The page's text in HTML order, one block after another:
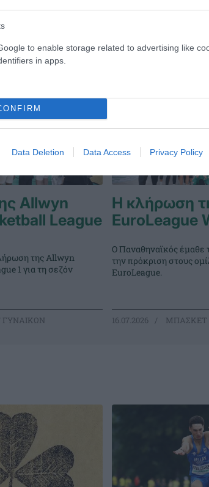
to enable storage related to advertising like
in apps.
Data Deletion Data Access Privacy Policy
Allwyn
League
της Allwyn
1 για τη σεζόν
Η κλήρωση
EuroLeague
Ο Παναθηναϊκός έμαθε
την πρόκριση στους
EuroLeague.
16.07.2026 ΜΠΑΣΚΕΤ